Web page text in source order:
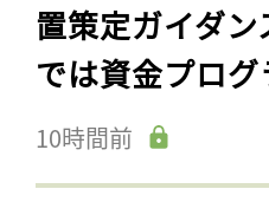
置策定ガイダ
では資金プログ
10時間前